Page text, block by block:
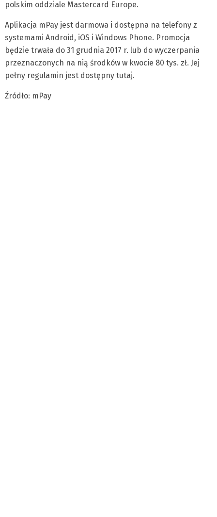
polskim oddziale Mastercard Europe.
Aplikacja mPay jest darmowa i dostępna na telefony z
systemami Android, iOS i Windows Phone. Promocja
będzie trwała do 31 grudnia 2017 r. lub do wyczerpania
przeznaczonych na nią środków w kwocie 80 tys. zł. Jej
pełny regulamin jest dostępny tutaj.
Źródło: mPay